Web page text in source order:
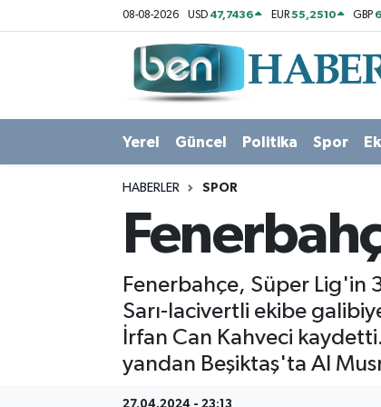
08-08-2026 USD 47,7436 EUR55,2510 GBP
Yerel Güncel Politika Spor
HABERLER SPOR
Fenerbahçe, Süper Lig'in
Sarı-lacivertli ekibe
İrfan Can Kahveci
yandan Beşiktaş'ta Al
Politika
Hava Durumu
Süper Lig Puan Durumu ve Fikstür
Son Dakika Haberleri
Haber Arşivi